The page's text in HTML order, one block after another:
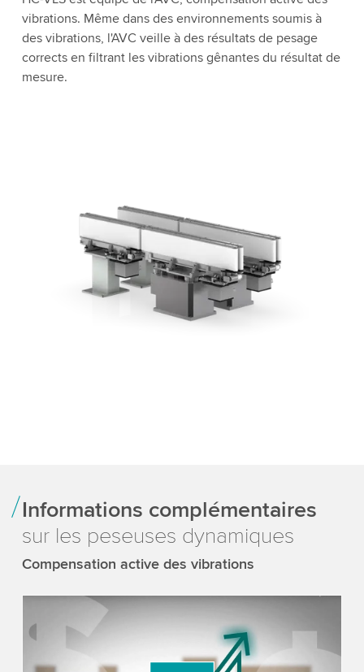
vibrations. Même dans des environnements soumis à
des vibrations, l'AVC veille à des résultats de pesage
corrects en filtrant les vibrations gênantes du résultat de
mesure.
Informations complémentaires
sur les peseuses dynamiques
Compensation active des vibrations
We use a third party service to embed video